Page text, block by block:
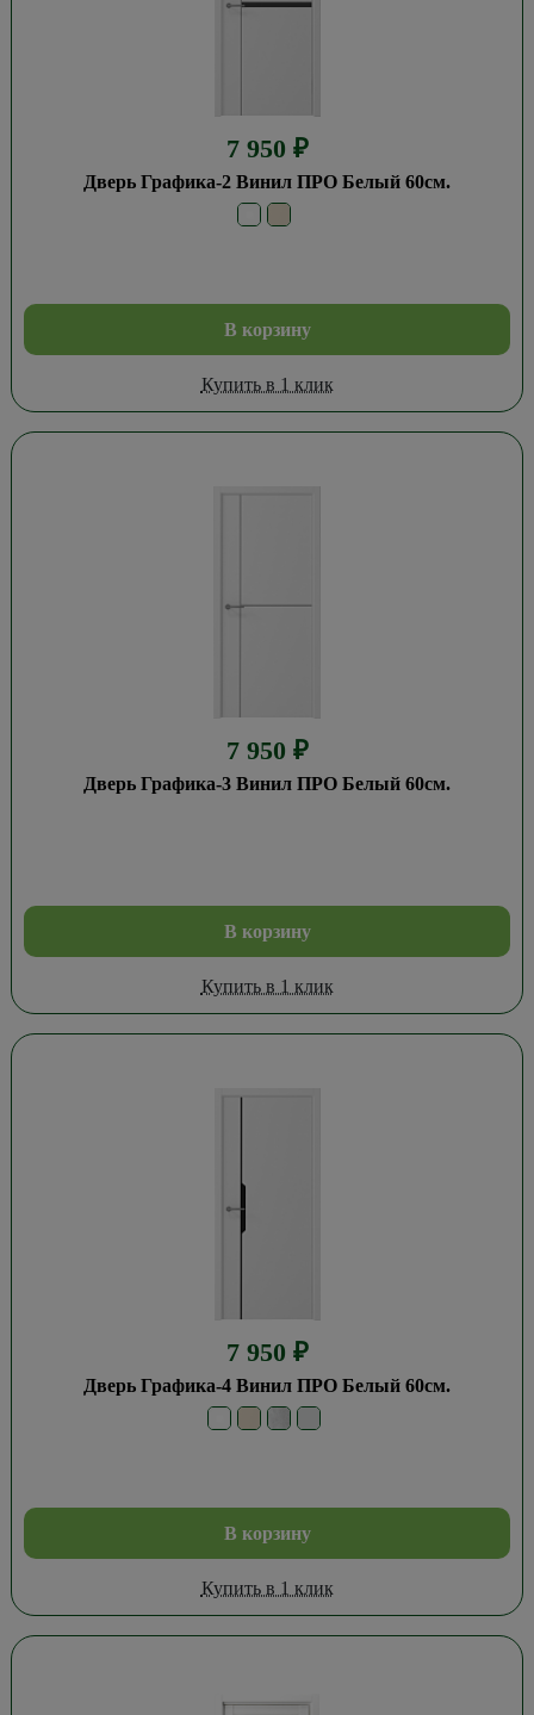
7 950 ₽
Дверь Графика-2 Винил ПРО Белый 60см.
В корзину
Купить в 1 клик
7 950 ₽
Дверь Графика-3 Винил ПРО Белый 60см.
В корзину
Купить в 1 клик
7 950 ₽
Дверь Графика-4 Винил ПРО Белый 60см.
В корзину
Купить в 1 клик